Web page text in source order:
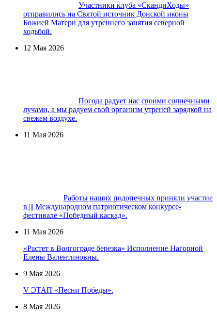
Участники клуба «СкандиХоды»
отправились на Святой источник Донской иконы
Божией Матери для утреннего занятия северной
ходьбой.
12 Мая 2026
Погода радует нас своими солнечными
лучами, а мы радуем свой организм утреней зарядкой на
свежем воздухе.
11 Мая 2026
Работы наших подопечных приняли участие
в ||| Международном патриотическом конкурсе-
фестивале «Победный каскад».
11 Мая 2026
«Растет в Волгограде березка» Исполнение Нагорной
Елены Валентиновны.
9 Мая 2026
V ЭТАП «Песни Победы».
8 Мая 2026